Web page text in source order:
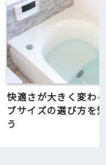
快適さが大きく変わ
ブサイズの選び方を
う